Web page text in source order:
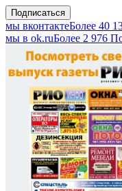
мы вконтактеБолее 40
мы в оk.ruБолее 2 976